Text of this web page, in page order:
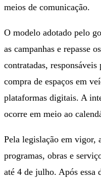
meios de comunicação.
O modelo adotado pelo
as campanhas e repasse
contratadas, responsáveis
compra de espaços em
plataformas digitais. A
ocorre em meio ao
Pela legislação em vigor,
programas, obras e
até 4 de julho. Após essa